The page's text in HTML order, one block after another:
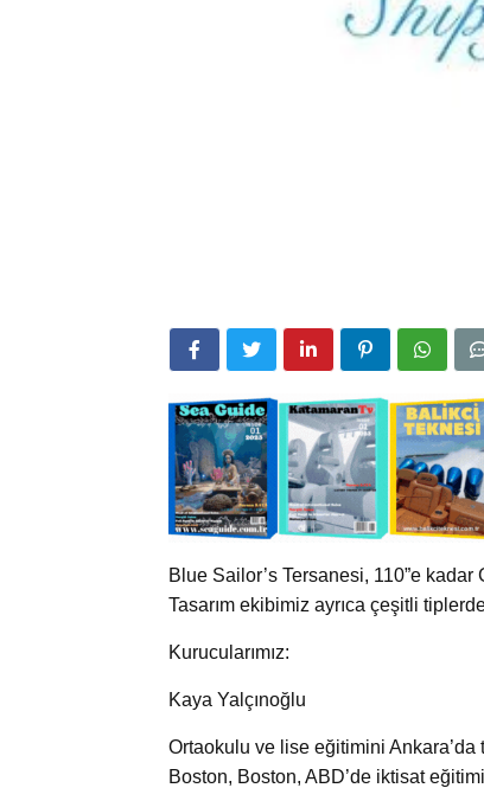
Blue Sailor’s Tersanesi, 110”e
Tasarım ekibimiz ayrıca çeşitli
Kurucularımız:
Kaya Yalçınoğlu
Ortaokulu ve lise eğitimini Ankara’da
Boston, Boston, ABD’de iktisat eğitimi